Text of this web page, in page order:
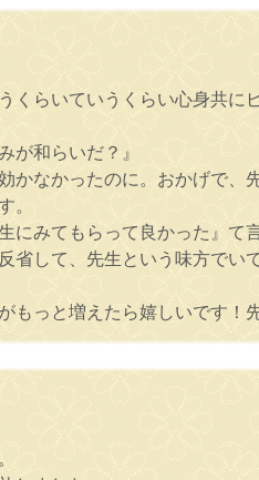
くらいていうくらい心身共
が和らいだ？』
かなかったのに。おかげで、
。
にみてもらって良かった』
省して、先生という味方でい
もっと増えたら嬉しいです！